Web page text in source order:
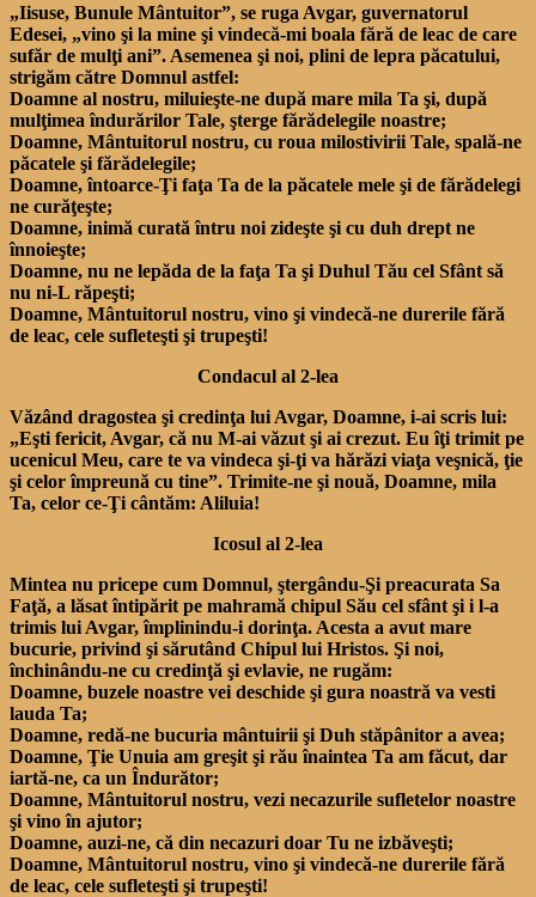
„Iisuse, Bunule Mântuitor”, se ruga Avgar, guvernatorul
Edesei, „vino şi la mine şi vindecă-mi boala fără de leac de care
sufăr de mulţi ani”. Asemenea şi noi, plini de lepra păcatului,
strigăm către Domnul astfel:
Doamne al nostru, miluieşte-ne după mare mila Ta şi, după
mulţimea îndurărilor Tale, şterge fărădelegile noastre;
Doamne, Mântuitorul nostru, cu roua milostivirii Tale, spală-ne
păcatele şi fărădelegile;
Doamne, întoarce-Ţi faţa Ta de la păcatele mele şi de fărădelegi
ne curăţeşte;
Doamne, inimă curată întru noi zideşte şi cu duh drept ne
înnoieşte;
Doamne, nu ne lepăda de la faţa Ta şi Duhul Tău cel Sfânt să
nu ni-L răpeşti;
Doamne, Mântuitorul nostru, vino şi vindecă-ne durerile fără
de leac, cele sufleteşti şi trupeşti!
Condacul al 2-lea
Văzând dragostea şi credinţa lui Avgar, Doamne, i-ai scris lui:
„Eşti fericit, Avgar, că nu M-ai văzut şi ai crezut. Eu îţi trimit pe
ucenicul Meu, care te va vindeca şi-ţi va hărăzi viaţa veşnică, ţie
şi celor împreună cu tine”. Trimite-ne şi nouă, Doamne, mila
Ta, celor ce-Ţi cântăm: Aliluia!
Icosul al 2-lea
Mintea nu pricepe cum Domnul, ştergându-Şi preacurata Sa
Faţă, a lăsat întipărit pe mahramă chipul Său cel sfânt şi i l-a
trimis lui Avgar, împlinindu-i dorinţa. Acesta a avut mare
bucurie, privind şi sărutând Chipul lui Hristos. Şi noi,
închinându-ne cu credinţă şi evlavie, ne rugăm:
Doamne, buzele noastre vei deschide şi gura noastră va vesti
lauda Ta;
Doamne, redă-ne bucuria mântuirii şi Duh stăpânitor a avea;
Doamne, Ţie Unuia am greşit şi rău înaintea Ta am făcut, dar
iartă-ne, ca un Îndurător;
Doamne, Mântuitorul nostru, vezi necazurile sufletelor noastre
şi vino în ajutor;
Doamne, auzi-ne, că din necazuri doar Tu ne izbăveşti;
Doamne, Mântuitorul nostru, vino şi vindecă-ne durerile fără
de leac, cele sufleteşti şi trupeşti!